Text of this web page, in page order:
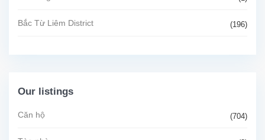
Bắc Từ Liêm District (196)
Our listings
Căn hộ (704)